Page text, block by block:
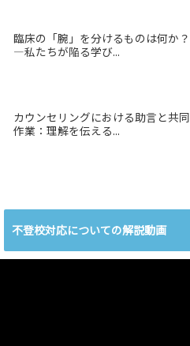
臨床の「腕」を分けるものは何か？
―私たちが陥る学び...
カウンセリングにおける助言と共同
作業：理解を伝える...
不登校対応についての解説動画